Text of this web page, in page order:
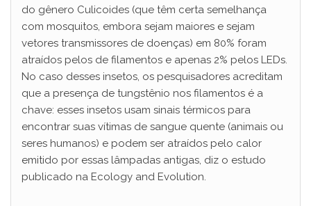
do gênero Culicoides (que têm certa semelhança
com mosquitos, embora sejam maiores e sejam
vetores transmissores de doenças) em 80% foram
atraídos pelos de filamentos e apenas 2% pelos LEDs.
No caso desses insetos, os pesquisadores acreditam
que a presença de tungstênio nos filamentos é a
chave: esses insetos usam sinais térmicos para
encontrar suas vítimas de sangue quente (animais ou
seres humanos) e podem ser atraídos pelo calor
emitido por essas lâmpadas antigas, diz o estudo
publicado na Ecology and Evolution.